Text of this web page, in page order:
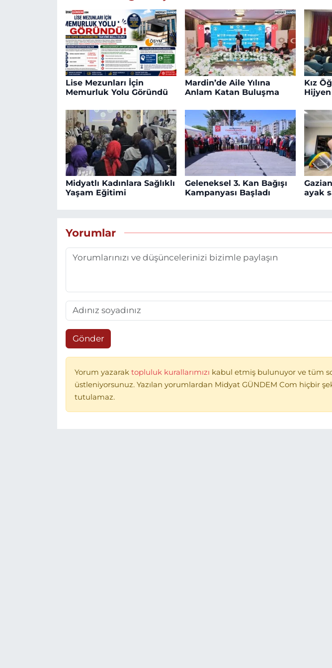
Lise Mezunları İçin
Memurluk Yolu Göründü
Mardin’de Aile Yılına
Anlam Katan Buluşma
Kız
Hijyen
Midyatlı Kadınlara Sağlıklı
Yaşam Eğitimi
Geleneksel 3. Kan Bağışı
Kampanyası Başladı
ayak
Yorumlar
Gönder
Yorum yazarak topluluk kurallarımızı kabul etmiş bulunuyor ve tüm
üstleniyorsunuz. Yazılan yorumlardan Midyat GÜNDEM Com hiçbir
tutulamaz.